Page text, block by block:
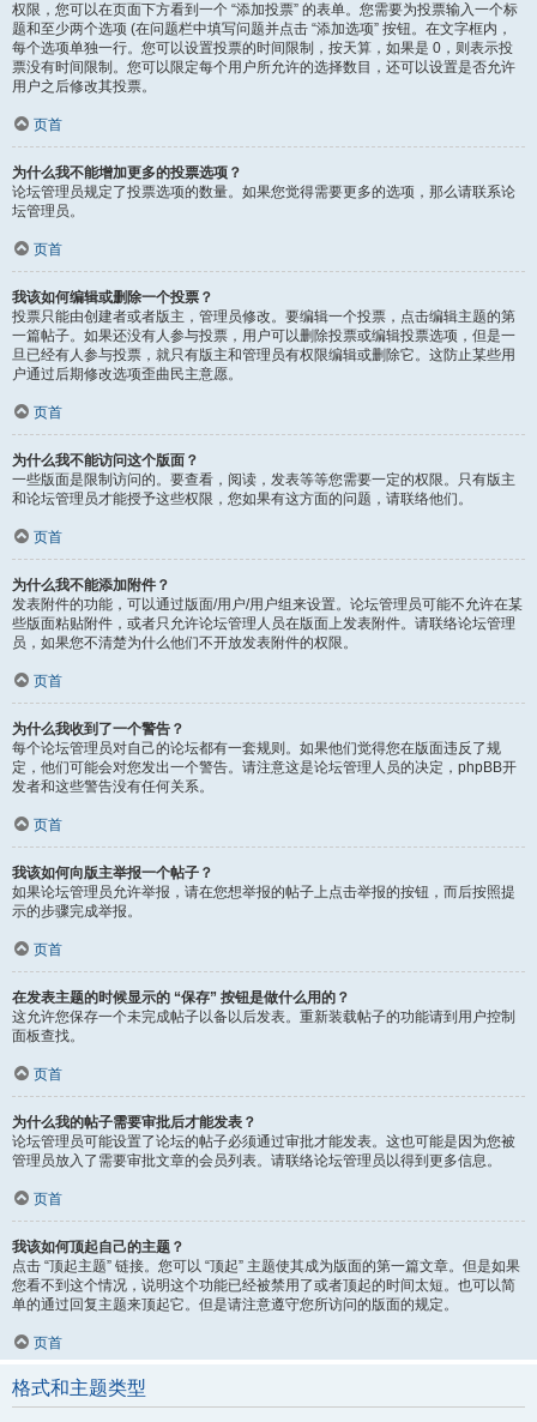
权限，您可以在页面下方看到一个 “添加投票” 的表单。您需要为投票输入一个标
题和至少两个选项 (在问题栏中填写问题并点击 “添加选项” 按钮。在文字框内，
每个选项单独一行。您可以设置投票的时间限制，按天算，如果是 0，则表示投
票没有时间限制。您可以限定每个用户所允许的选择数目，还可以设置是否允许
用户之后修改其投票。
页首
为什么我不能增加更多的投票选项？
论坛管理员规定了投票选项的数量。如果您觉得需要更多的选项，那么请联系论
坛管理员。
页首
我该如何编辑或删除一个投票？
投票只能由创建者或者版主，管理员修改。要编辑一个投票，点击编辑主题的第
一篇帖子。如果还没有人参与投票，用户可以删除投票或编辑投票选项，但是一
旦已经有人参与投票，就只有版主和管理员有权限编辑或删除它。这防止某些用
户通过后期修改选项歪曲民主意愿。
页首
为什么我不能访问这个版面？
一些版面是限制访问的。要查看，阅读，发表等等您需要一定的权限。只有版主
和论坛管理员才能授予这些权限，您如果有这方面的问题，请联络他们。
页首
为什么我不能添加附件？
发表附件的功能，可以通过版面/用户/用户组来设置。论坛管理员可能不允许在某
些版面粘贴附件，或者只允许论坛管理人员在版面上发表附件。请联络论坛管理
员，如果您不清楚为什么他们不开放发表附件的权限。
页首
为什么我收到了一个警告？
每个论坛管理员对自己的论坛都有一套规则。如果他们觉得您在版面违反了规
定，他们可能会对您发出一个警告。请注意这是论坛管理人员的决定，phpBB开
发者和这些警告没有任何关系。
页首
我该如何向版主举报一个帖子？
如果论坛管理员允许举报，请在您想举报的帖子上点击举报的按钮，而后按照提
示的步骤完成举报。
页首
在发表主题的时候显示的 “保存” 按钮是做什么用的？
这允许您保存一个未完成帖子以备以后发表。重新装载帖子的功能请到用户控制
面板查找。
页首
为什么我的帖子需要审批后才能发表？
论坛管理员可能设置了论坛的帖子必须通过审批才能发表。这也可能是因为您被
管理员放入了需要审批文章的会员列表。请联络论坛管理员以得到更多信息。
页首
我该如何顶起自己的主题？
点击 “顶起主题” 链接。您可以 “顶起” 主题使其成为版面的第一篇文章。但是如果
您看不到这个情况，说明这个功能已经被禁用了或者顶起的时间太短。也可以简
单的通过回复主题来顶起它。但是请注意遵守您所访问的版面的规定。
页首
格式和主题类型